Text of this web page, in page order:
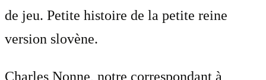
de jeu. Petite histoire de la petite reine
version slovène.
Charles Nonne, notre correspondant à